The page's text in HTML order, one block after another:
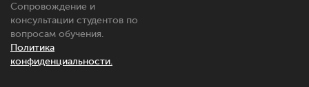
Сопровождение и
консультации студентов по
вопросам обучения.
Политика
конфиденциальности.